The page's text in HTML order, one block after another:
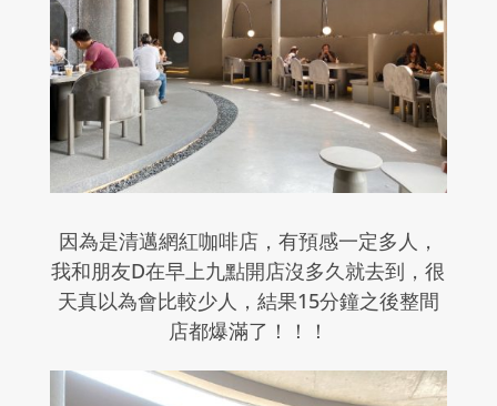
因為是清邁網紅咖啡店，有預感一定多人，
我和朋友D在早上九點開店沒多久就去到，很
天真以為會比較少人，結果15分鐘之後整間
店都爆滿了！！！